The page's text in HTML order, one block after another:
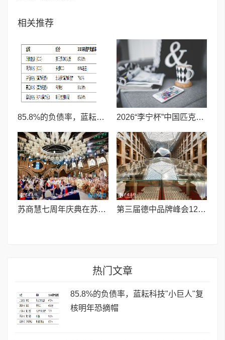
相关推荐
85.8%的负债率，蓝耘科技"小巨人"复核明年恐摘帽 2026“李宁杯”中国匹克球巡回赛青少年赛-河南鹤壁站圆满落幕
苏商慧七周年庆典在苏州隆重举行 七大联创共启发展新篇章 第三届德中品牌峰会12月将在柏林举办，聚焦人工智能时代品牌全球化发展
热门文章
85.8%的负债率，蓝耘科技"小巨人"复
核明年恐摘帽